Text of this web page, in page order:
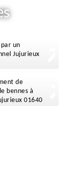
un
Jujurieux
de
bennes à
01640